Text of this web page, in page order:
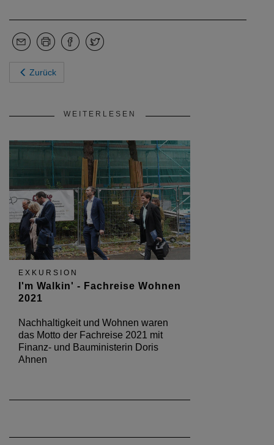
Zurück
WEITERLESEN
EXKURSION
I'm Walkin' - Fachreise Wohnen
2021
Nachhaltigkeit und Wohnen waren
das Motto der Fachreise 2021 mit
Finanz- und Bauministerin Doris
Ahnen